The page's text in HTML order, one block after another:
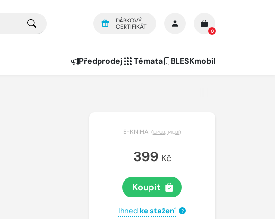
DÁRKOVÝ
CERTIFIKÁT
0
Předprodej Témata BLESKmobil
E-KNIHA (EPUB, MOBI)
399 Kč
Koupit
Ihned ke stažení ?